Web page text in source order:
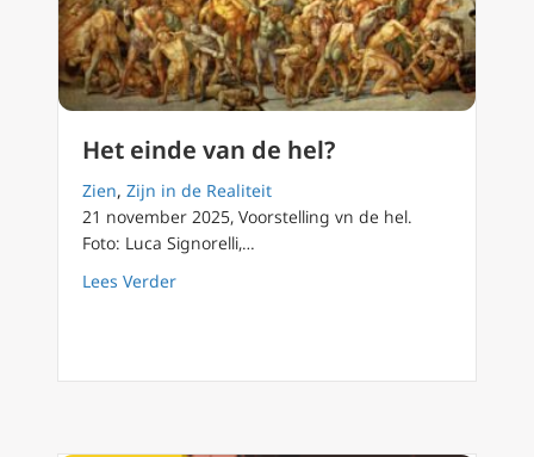
Het einde van de hel?
Zien, Zijn in de Realiteit
21 november 2025, Voorstelling vn de hel.
Foto: Luca Signorelli,…
Lees Verderabout Het einde van de hel?